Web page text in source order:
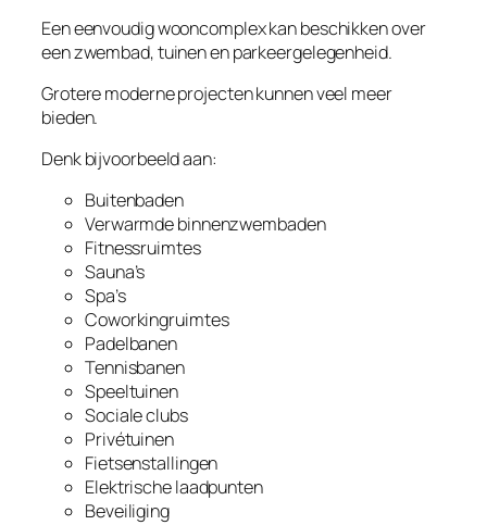
Een eenvoudig wooncomplex kan beschikken over
een zwembad, tuinen en parkeergelegenheid.
Grotere moderne projecten kunnen veel meer
bieden.
Denk bijvoorbeeld aan:
Buitenbaden
Verwarmde binnenzwembaden
Fitnessruimtes
Sauna’s
Spa’s
Coworkingruimtes
Padelbanen
Tennisbanen
Speeltuinen
Sociale clubs
Privétuinen
Fietsenstallingen
Elektrische laadpunten
Beveiliging